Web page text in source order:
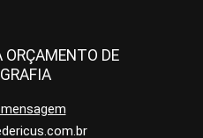
ORÇAMENTO DE